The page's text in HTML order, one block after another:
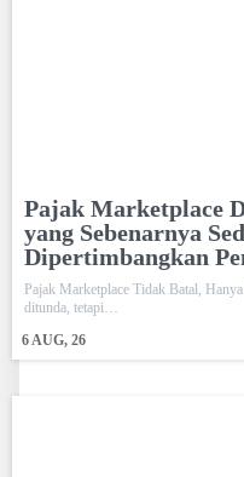
Pajak Marketplace
yang Sebenarnya
Dipertimbangkan
6AUG, 26
Pajak Marketplace Tidak Batal,
ditunda, tetapi…